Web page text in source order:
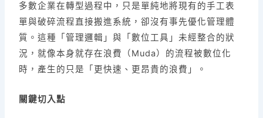
多數企業在轉型過程中，只是單純地將現有的手工表
單與破碎流程直接搬進系統，卻沒有事先優化管理體
質。這種「管理邏輯」與「數位工具」未經整合的狀
況，就像本身就存在浪費（Muda）的流程被數位化
時，產生的只是「更快速、更昂貴的浪費」。
關鍵切入點